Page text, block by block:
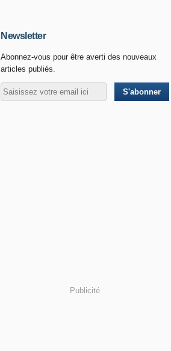
Newsletter
Abonnez-vous pour être averti des nouveaux
articles publiés.
Publicité